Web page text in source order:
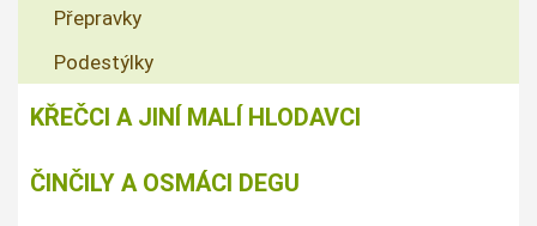
Přepravky
Podestýlky
KŘEČCI A JINÍ MALÍ HLODAVCI
ČINČILY A OSMÁCI DEGU